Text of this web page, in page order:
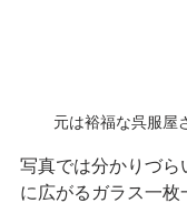
元は裕福な呉服屋
写真では分かりづら
に広がるガラス一